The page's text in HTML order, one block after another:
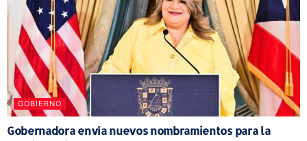
GOBIERNO
Gobernadora envía nuevos nombramientos para la